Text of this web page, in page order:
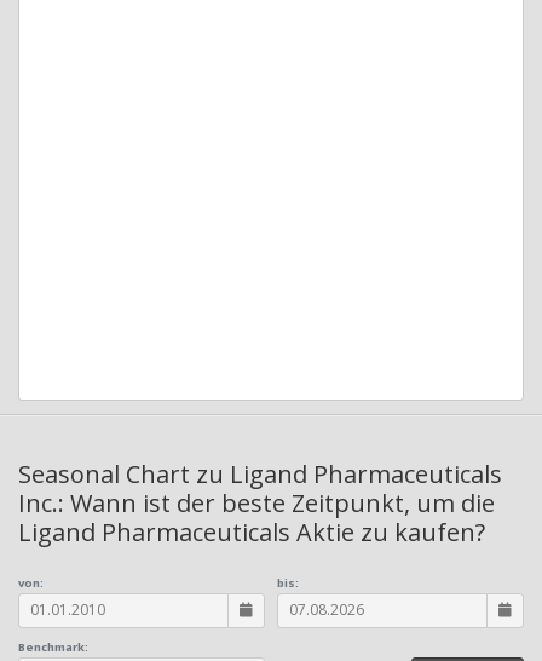
Seasonal Chart zu Ligand Pharmaceuticals
Inc.: Wann ist der beste Zeitpunkt, um die
Ligand Pharmaceuticals Aktie zu kaufen?
Benchmark:
von: bis: